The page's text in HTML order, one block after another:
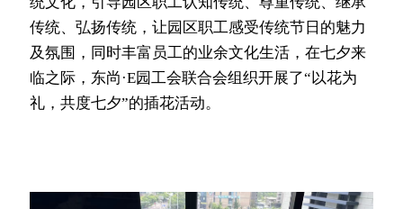
传统、弘扬传统，让园区职工感受传统节日的魅力
及氛围，同时丰富员工的业余文化生活，在七夕来
临之际，东尚·E园工会联合会组织开展了“以花为
礼，共度七夕”的插花活动。